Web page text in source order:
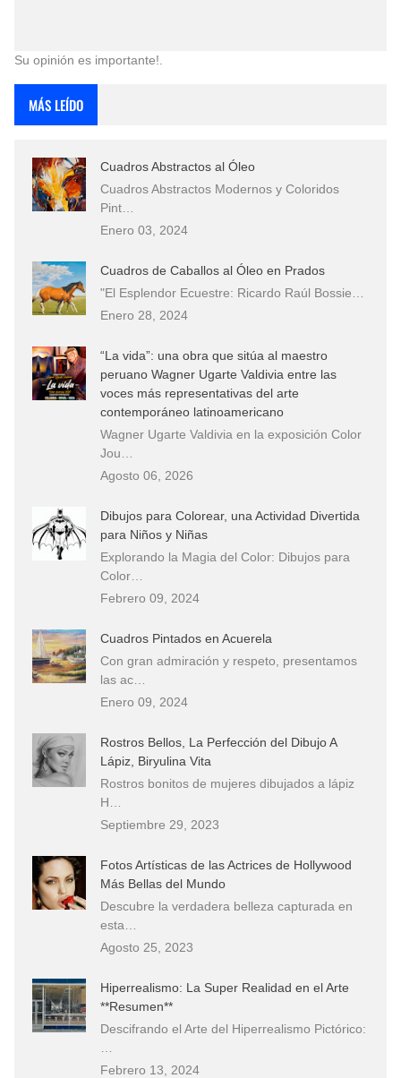
Su opinión es importante!.
MÁS LEÍDO
Cuadros Abstractos al Óleo
Cuadros Abstractos Modernos y Coloridos
Pint…
Enero 03, 2024
Cuadros de Caballos al Óleo en Prados
"El Esplendor Ecuestre: Ricardo Raúl Bossie…
Enero 28, 2024
“La vida”: una obra que sitúa al maestro
peruano Wagner Ugarte Valdivia entre las
voces más representativas del arte
contemporáneo latinoamericano
Wagner Ugarte Valdivia en la exposición Color
Jou…
Agosto 06, 2026
Dibujos para Colorear, una Actividad Divertida
para Niños y Niñas
Explorando la Magia del Color: Dibujos para
Color…
Febrero 09, 2024
Cuadros Pintados en Acuerela
Con gran admiración y respeto, presentamos
las ac…
Enero 09, 2024
Rostros Bellos, La Perfección del Dibujo A
Lápiz, Biryulina Vita
Rostros bonitos de mujeres dibujados a lápiz
H…
Septiembre 29, 2023
Fotos Artísticas de las Actrices de Hollywood
Más Bellas del Mundo
Descubre la verdadera belleza capturada en
esta…
Agosto 25, 2023
Hiperrealismo: La Super Realidad en el Arte
**Resumen**
Descifrando el Arte del Hiperrealismo Pictórico:
Febrero 13, 2024